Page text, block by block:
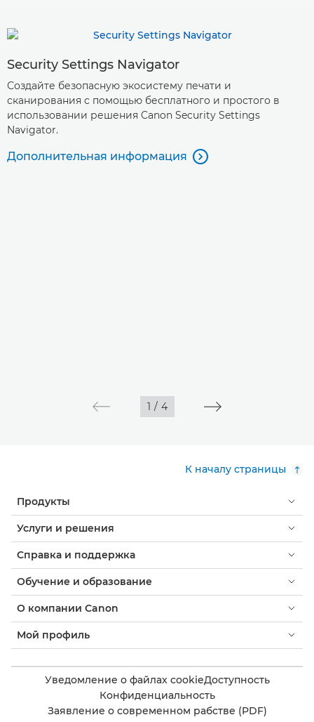
Security Settings Navigator
Создайте безопасную экосистему печати и
сканирования с помощью бесплатного и простого в
использовании решения Canon Security Settings
Navigator.
Дополнительная информация 
1 / 4
К началу страницы
Продукты
Услуги и решения
Справка и поддержка
Обучение и образование
О компании Canon
Мой профиль
Уведомление о файлах cookieДоступность
Конфиденциальность
Заявление о современном рабстве (PDF)